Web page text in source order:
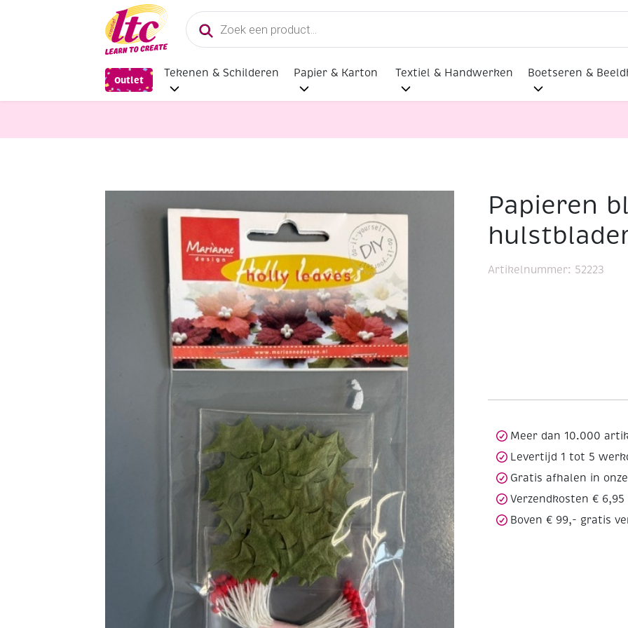
Producten
zoeken
Outlet
Tekenen & Schilderen Papier & Karton Textiel & Handwerken Boetseren &
bloemen maken Papieren bloemen, DIY hulstbladeren
Papieren
Artikelnummer: 52223
Meer dan 10.000
Levertijd 1 tot 5
Gratis afhalen in
Verzendkosten € 6,95
Boven € 99,- gratis